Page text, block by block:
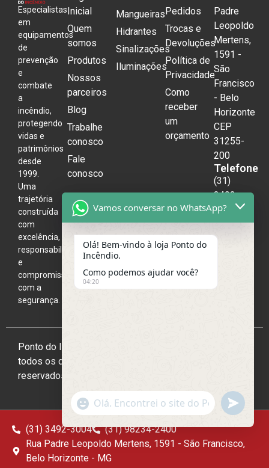
Especialistas
em
equipamentos
de
prevenção
e
combate
a
incêndio,
protegendo
vidas e
patrimônios
desde
1999.
Uma
trajetória
construída
com
excelência,
responsabilidade
e
compromisso
com a
segurança.
Inicial
Quem
somos
Produtos
Nossos
parceiros
Blog
Trabalhe
conosco
Fale
conosco
Mangueiras
Hidrantes
Sinalizações
Iluminações
Pedidos
Trocas e
Devoluções
Política de
Privacidade
Como
receber
um
orçamento
Padre
Leopoldo
Mertens,
1591 -
São
Francisco
- Belo
Horizonte
CEP
31255-
200
Telefone
(31)
3492-
3004
Ponto do Incêndio 2026,
todos os direitos
reservados
(31) 3492-3004
(31) 98234-2400
Rua Padre Leopoldo Mertens, 1591 - São Francisco,
Belo Horizonte - MG
Vamos conversar no WhatsApp?
Olá! Bem-vindo à loja Ponto do
Incêndio.
Como podemos ajudar você?
04:20
"+chaty_settings.lang.emoji_picker+"
WhatsApp
Message